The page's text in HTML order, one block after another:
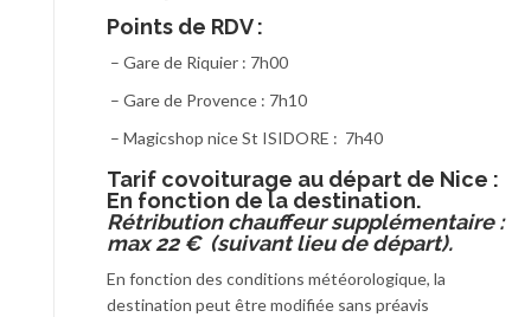
Points de RDV :
– Gare de Riquier : 7h00
– Gare de Provence : 7h10
– Magicshop nice St ISIDORE : 7h40
Tarif covoiturage au départ de Nice :
En fonction de la destination.
Rétribution chauffeur supplémentaire :
max 22 € (suivant lieu de départ).
En fonction des conditions météorologique, la
destination peut être modifiée sans préavis